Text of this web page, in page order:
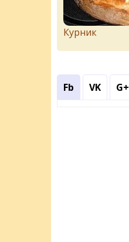
Курник
Fb VK G+